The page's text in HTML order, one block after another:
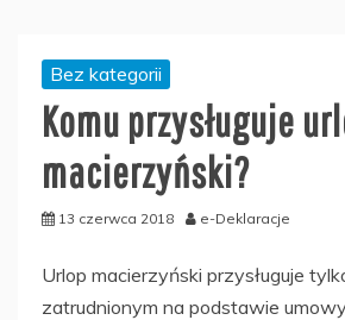
Bez kategorii
Komu przysługuje
macierzyński?
13 czerwca 2018 e-Deklaracje
Urlop macierzyński przysługuje
zatrudnionym na podstawie